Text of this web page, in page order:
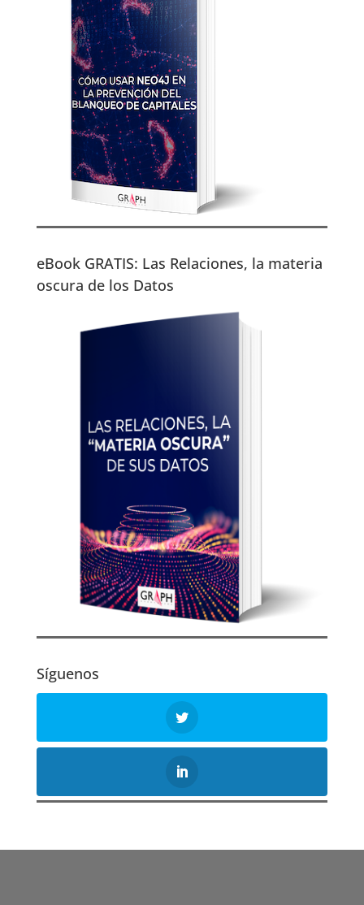
eBook GRATIS: Las Relaciones, la materia
oscura de los Datos
Síguenos